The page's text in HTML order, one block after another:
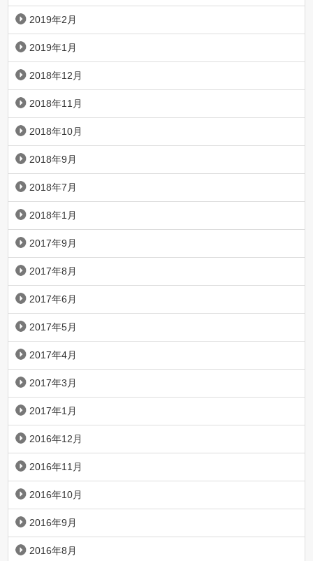
2019年2月
2019年1月
2018年12月
2018年11月
2018年10月
2018年9月
2018年7月
2018年1月
2017年9月
2017年8月
2017年6月
2017年5月
2017年4月
2017年3月
2017年1月
2016年12月
2016年11月
2016年10月
2016年9月
2016年8月